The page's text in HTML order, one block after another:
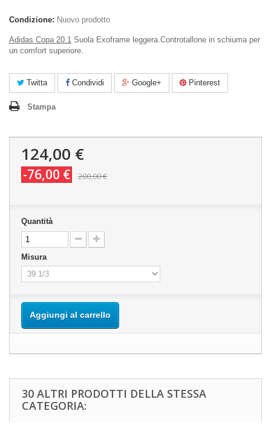
Condizione: Nuovo prodotto
Adidas Copa 20.1 Suola Exoframe leggera.Controtallone in schiuma per
un comfort superiore.
Twitta Condividi Google+ Pinterest
Stampa
124,00 €
-76,00 € 200,00 €
Quantità
Misura
Aggiungi al carrello
30 ALTRI PRODOTTI DELLA STESSA
CATEGORIA: